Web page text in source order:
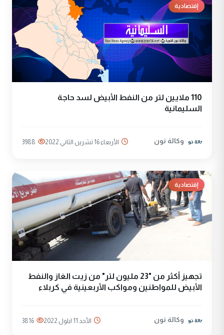
إقتصادية
110 ملايين لتر من النفط الأبيض لسد حاجة
السليمانية
وكالة نون الأربعاء 16 تشرين الثاني 2022 3988
إقتصادية
تجهيز أكثر من "23 مليون لتر" من زيت الغاز والنفط
الأبيض للمواطنين ومواكب الأربعينية في كربلاء
وكالة نون الأحد 11 ايلول 2022 3816